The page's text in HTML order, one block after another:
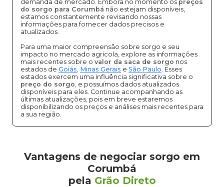
demanda de mercado. Embora no momento os preços
do sorgo para Corumbá não estejam disponíveis,
estamos constantemente revisando nossas
informações para fornecer dados precisos e
atualizados.
Para uma maior compreensão sobre sorgo e seu
impacto no mercado agrícola, explore as informações
mais recentes sobre o valor da saca de sorgo nos
estados de Goiás, Minas Gerais e São Paulo. Esses
estados exercem uma influência significativa sobre o
preço do sorgo, e possuímos dados atualizados
disponíveis para eles. Continue acompanhando as
últimas atualizações, pois em breve estaremos
disponibilizando os preços e análises mais recentes para
a sua região.
Vantagens de negociar sorgo em
Corumbá
pela Grão Direto